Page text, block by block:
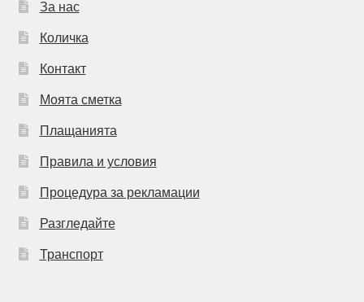
За нас
Количка
Контакт
Моята сметка
Плащанията
Правила и условия
Процедура за рекламации
Разгледайте
Транспорт